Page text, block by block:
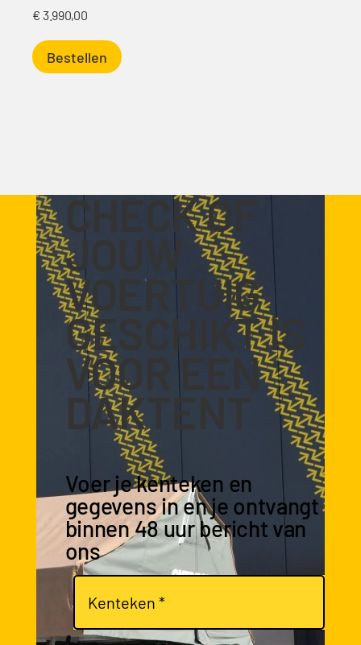
€ 3.990,00
Bestellen
CHECK OF
JOUW
VOERTUIG
GESCHIKT IS
VOOR EEN
DAKTENT
Voer je kenteken en
gegevens in en je ontvangt
binnen 48 uur bericht van
ons